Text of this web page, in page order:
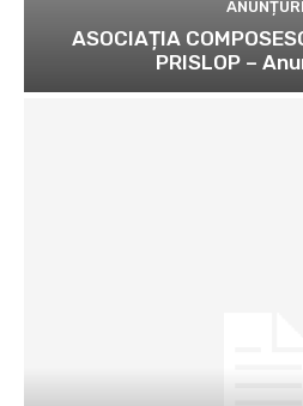
ANUNȚURI
ASOCIAȚIA
PRISLOP –